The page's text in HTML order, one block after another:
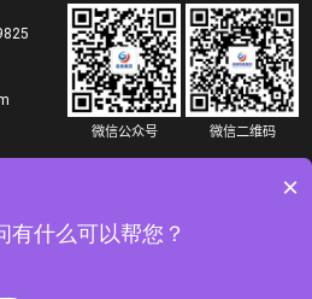
微信公众号 微信二维码
团股份有限公司 未经同意，禁止转载
号: 冀ICP备19023016号-3
×
有什么可以帮您？